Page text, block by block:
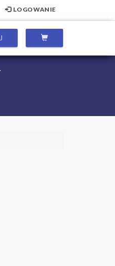
LOGOWANIE